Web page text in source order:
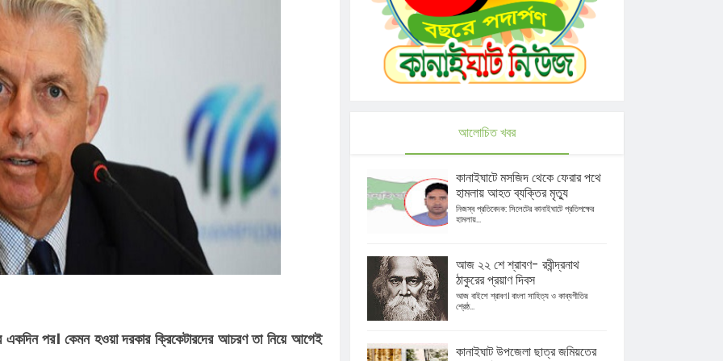
আসছেন
সমাবেশ,
আঁধারে
পর। কেমন হওয়া দরকার ক্রিকেটারদের আচরণ তা নিয়ে আগেই
আলোচিত খবর
কানাইঘাটে মসজিদ থেকে ফেরার পথে
হামলায় আহত ব্যক্তির মৃত্যু
নিজস্ব প্রতিবেদক: সিলেটের কানাইঘাটে প্রতিপক্ষের
হামলায়...
আজ ২২ শে শ্রাবণ- রবীন্দ্রনাথ
ঠাকুরের প্রয়াণ দিবস
আজ বাইশে শ্রাবণ। বাংলা সাহিত্য ও কাব্যগীতির
শ্রেষ্ঠ...
কানাইঘাট উপজেলা ছাত্র জমিয়তের